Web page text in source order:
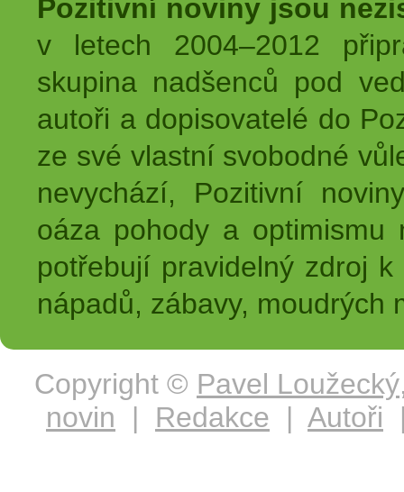
Pozitivní noviny jsou
v letech 2004–2012
skupina nadšenců pod
autoři a dopisovatelé do
ze své vlastní svobodné
nevychází, Pozitivní
oáza pohody a
potřebují pravidelný zdroj
nápadů, zábavy, moudrých
Copyright © Pavel Loužecký
novin | Redakce | Autoři